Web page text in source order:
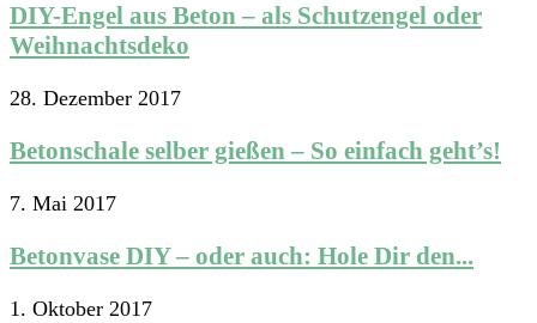
DIY-Engel aus Beton – als Schutzengel oder
Weihnachtsdeko
28. Dezember 2017
Betonschale selber gießen – So einfach geht’s!
7. Mai 2017
Betonvase DIY – oder auch: Hole Dir den...
1. Oktober 2017